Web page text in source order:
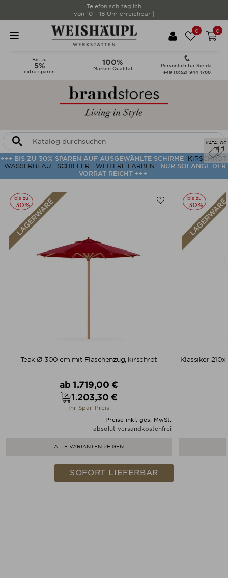
Telefonisch täglich
von 10 - 18 Uhr erreichbar |
0 0
Bis zu
5%
extra sparen
100%
Marken Qualität
Persönlich für Sie da:
+49 (0)521 944 1700
+++ BIS ZU 30% SPAREN AUF AUSGEWÄHLTE SCHIRME KIRSCHROT
WASSERBLAU
SCHIEFER WEITERE FARBEN
NUR SOLANGE DER
VORRAT REICHT +++
bis zu
-30%
Teak Ø 300 cm mit Flaschenzug, kirschrot
Verkaufspreis
ab 1.719,00 €
Preis
1.203,30 €
Ihr Spar-Preis
Preise inkl. ges. MwSt.
absolut versandkostenfrei
ALLE VARIANTEN ZEIGEN
bis zu
-30%
Klassiker
SOFORT LIEFERBAR
KATALOG